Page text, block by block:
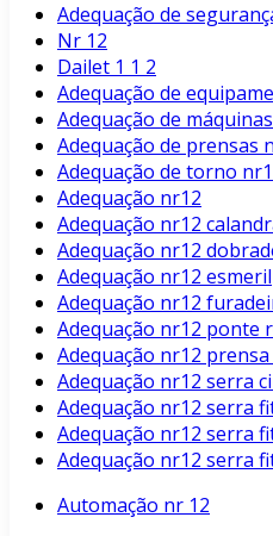
Adequação de
Nr 12
Dailet 1 1 2
Adequação de
Adequação de
Adequação de prensas
Adequação de torno
Adequação nr12
Adequação nr12
Adequação nr12
Adequação nr12 esmeril
Adequação nr12
Adequação nr12 ponte
Adequação nr12
Adequação nr12 serra
Adequação nr12 serra
Adequação nr12 serra
Adequação nr12 serra
Automação nr 12